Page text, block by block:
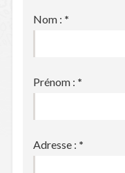
Nom : *
Prénom : *
Adresse : *